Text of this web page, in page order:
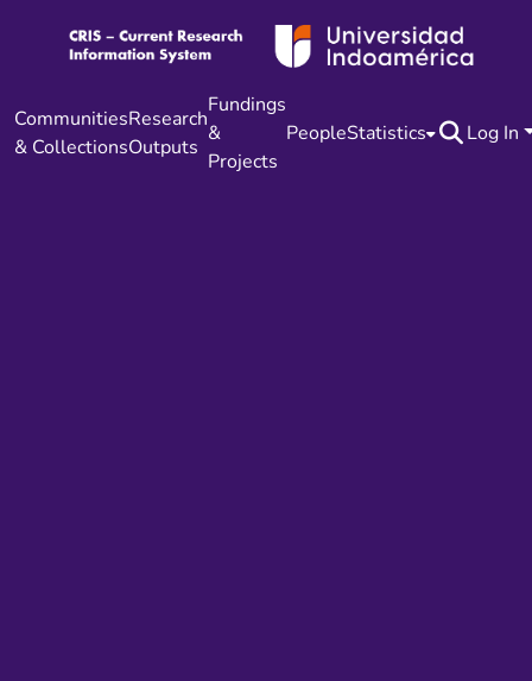
Communities
& Collections
Research
Outputs
Fundings
&
Projects
PeopleStatistics Log In